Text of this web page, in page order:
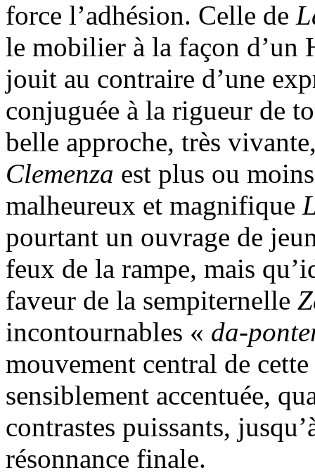
force l’adhésion. Celle de
le mobilier à la façon d’un
jouit au contraire d’une
conjuguée à la rigueur de
belle approche, très
Clemenza est plus ou
malheureux et magnifique
pourtant un ouvrage de
feux de la rampe, mais
faveur de la sempiternelle
incontournables « da-
mouvement central de cette
sensiblement accentuée,
contrastes puissants,
résonnance finale.